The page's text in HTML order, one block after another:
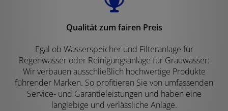
Qualität zum fairen Preis
Egal ob Wasserspeicher und Filteranlage für
Regenwasser oder Reinigungsanlage für Grauwasser:
Wir verbauen ausschließlich hochwertige Produkte
führender Marken. So profitieren Sie von umfassenden
Service- und Garantieleistungen und haben eine
langlebige und verlässliche Anlage.